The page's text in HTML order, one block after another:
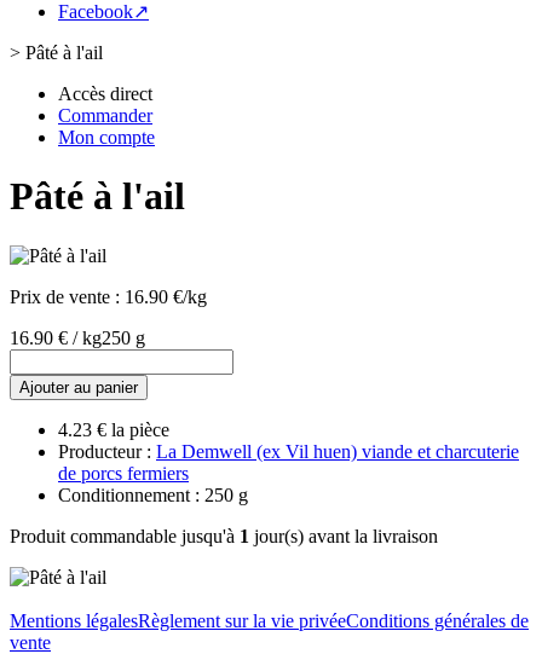
Facebook↗
> Pâté à l'ail
Accès direct
Commander
Mon compte
Pâté à l'ail
Prix de vente : 16.90 €/kg
16.90 € / kg250 g
Ajouter au panier
4.23 € la pièce
Producteur : La Demwell (ex Vil huen) viande et charcuterie
de porcs fermiers
Conditionnement : 250 g
Produit commandable jusqu'à 1 jour(s) avant la livraison
Mentions légalesRèglement sur la vie privéeConditions générales de
vente